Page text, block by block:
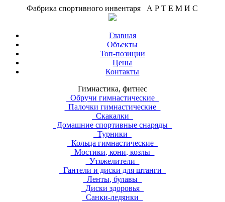
Фабрика спортивного инвентаря А Р Т Е М И С
Главная
Объекты
Топ-позиции
Цены
Контакты
Гимнастика, фитнес
Обручи гимнастические
Палочки гимнастические
Скакалки
Домашние спортивные снаряды
Турники
Кольца гимнастические
Мостики, кони, козлы
Утяжелители
Гантели и диски для штанги
Ленты, булавы
Диски здоровья
Санки-ледянки